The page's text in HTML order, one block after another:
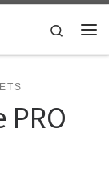
Search
PRO